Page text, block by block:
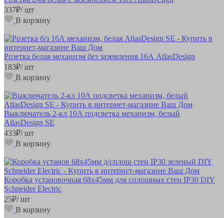
337₽/ шт
В корзину
Розетка белая механизм без заземления 16А AtlasDesign
183₽/ шт
В корзину
Выключатель 2-кл 10А подсветка механизм, белый
AtlasDesign SE
433₽/ шт
В корзину
Коробка установочная 68х45мм для сплошных стен IP30 DIY
Schneider Electric
25₽/ шт
В корзину